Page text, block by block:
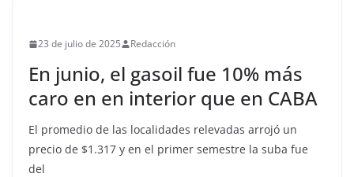
23 de julio de 2025 Redacción
En junio, el gasoil fue 10% más
caro en en interior que en CABA
El promedio de las localidades relevadas arrojó un
precio de $1.317 y en el primer semestre la suba fue
del